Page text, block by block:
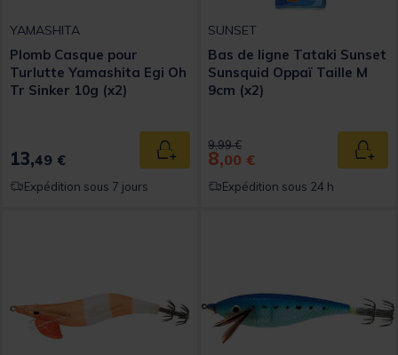
YAMASHITA
Plomb Casque pour
Turlutte Yamashita Egi Oh
Tr Sinker 10g (x2)
13,49 € Ajouter au panier
Expédition sous 7 jours
SUNSET
Bas de ligne Tataki Sunset
Sunsquid Oppaï Taille M
9cm (x2)
Price reduced from
9,99 €to
8,00 €
Expédition sous 24 h